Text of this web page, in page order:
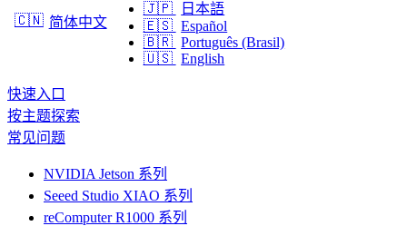
🇨🇳 简体中文
🇯🇵
日本語
🇪🇸 Español
🇧🇷 Português (Brasil)
🇺🇸 English
快速入口
按主题探索
常见问题
NVIDIA Jetson 系列
Seeed Studio XIAO 系列
reComputer R1000 系列